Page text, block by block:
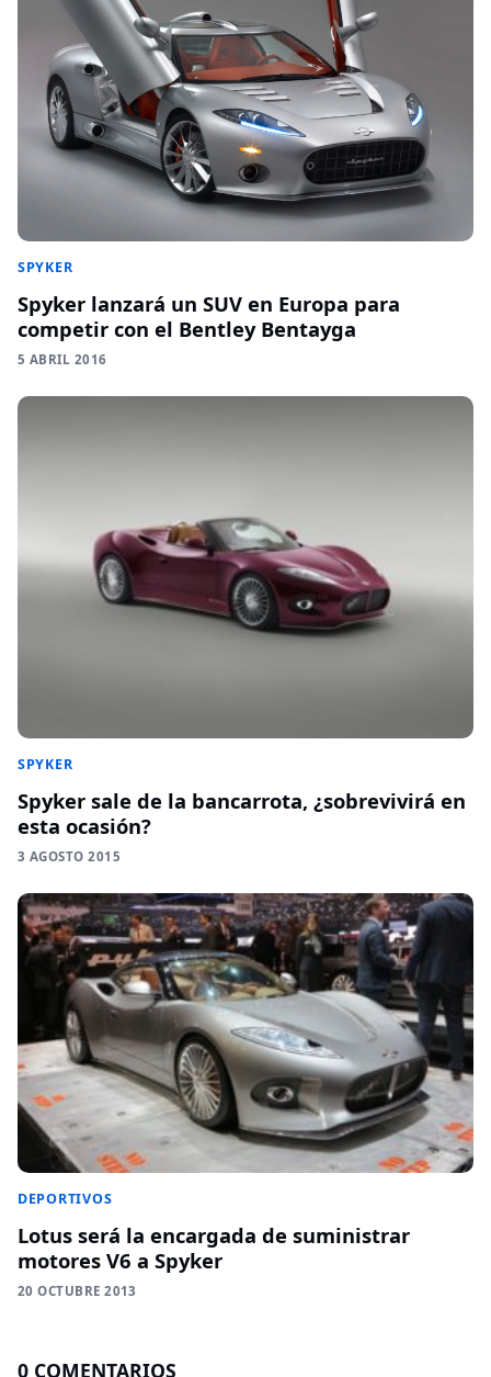
SPYKER
Spyker lanzará un SUV en Europa para
competir con el Bentley Bentayga
5 ABRIL 2016
SPYKER
Spyker sale de la bancarrota, ¿sobrevivirá en
esta ocasión?
3 AGOSTO 2015
DEPORTIVOS
Lotus será la encargada de suministrar
motores V6 a Spyker
20 OCTUBRE 2013
0 COMENTARIOS